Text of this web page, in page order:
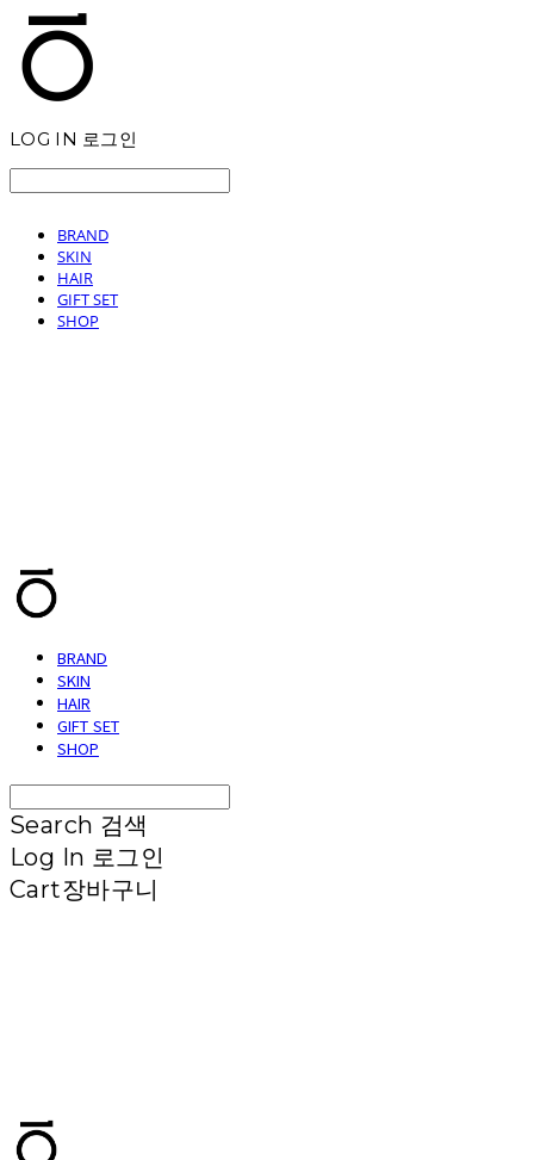
LOG IN 로그인
BRAND
SKIN
HAIR
GIFT SET
SHOP
BRAND
SKIN
HAIR
GIFT SET
SHOP
Search 검색
Log In 로그인
Cart장바구니